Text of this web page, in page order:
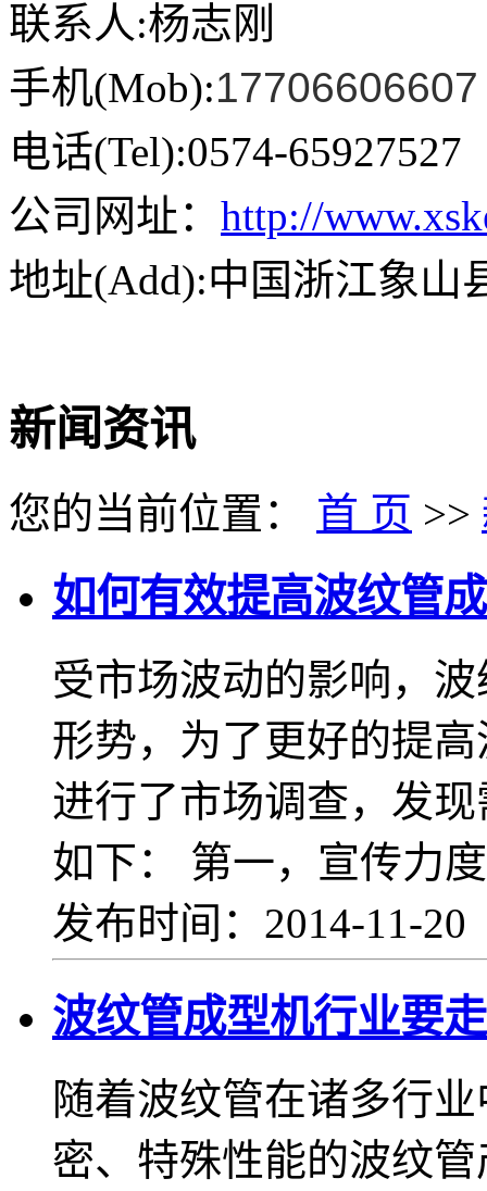
联系人:杨志刚
手机(Mob):17706606607
电话(Tel):0574-65927527
公司网址： http://
地址(Add):中国浙江象山
新闻资讯
您的当前位置： 首 页 >>
如何有效提高波纹管
受市场波动的影响，
形势，为了更好的提
进行了市场调查，发
如下： 第一，宣传力
发布时间：2014-11-
波纹管成型机行业要
随着波纹管在诸多行
密、特殊性能的波纹